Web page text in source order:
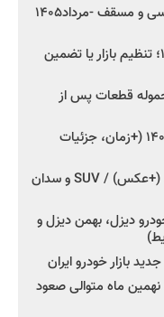
شروع فروش اقساطی زامیاد EX کمپرسی و مسقف -مرداد۱۴۰۵
راز واردات ۷۵ هزار خودرو در سال ۱۴۰۵؛ تنظیم بازار یا تضمین
قطعات پس از
شروع فروش کوییک S سایپا -مرداد ۱۴۰۵ (+زمان، جزئیات
کرمان موتور به دنبال ۲ محصول جدید (+عکس) / SUV و سدان
دیزل، بهمن دیزل و
بازار خودرو ایران
نهمین ماه متوالی صعود